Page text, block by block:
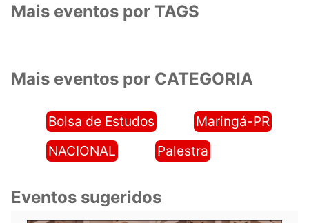
Mais eventos por TAGS
Mais eventos por CATEGORIA
Bolsa de Estudos
Maringá-PR
NACIONAL
Palestra
Eventos sugeridos